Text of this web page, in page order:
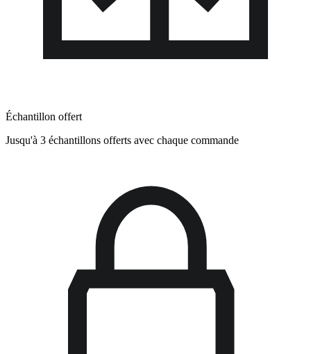
Échantillon offert
Jusqu'à 3 échantillons offerts avec chaque commande